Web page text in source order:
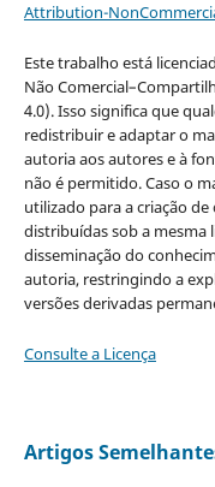
Attribution-
Este trabalho está
Não
4.0). Isso significa que
redistribuir e adaptar o
autoria aos autores e à
não é permitido. Caso o
utilizado para a criação
distribuídas sob a mesma
disseminação do
autoria, restringindo a
versões derivadas
Consulte a Licença
Artigos